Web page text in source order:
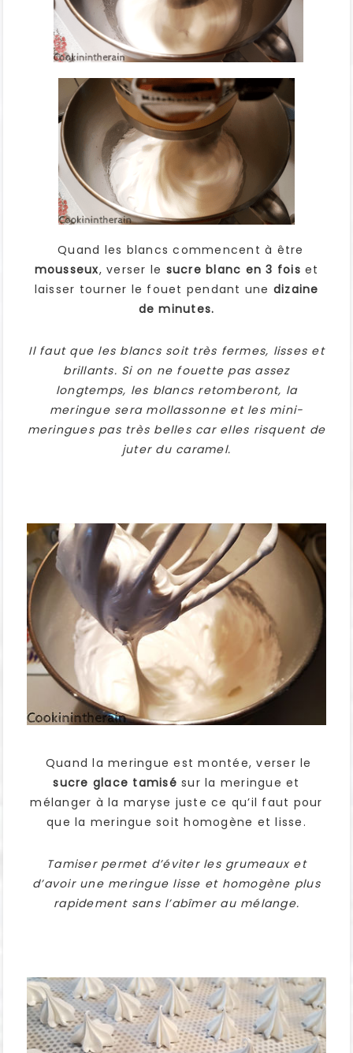
Quand les blancs commencent à être
mousseux, verser le sucre blanc en 3 fois et
laisser tourner le fouet pendant une dizaine
de minutes.
Il faut que les blancs soit très fermes, lisses et
brillants. Si on ne fouette pas assez
longtemps, les blancs retomberont, la
meringue sera mollassonne et les mini-
meringues pas très belles car elles risquent de
juter du caramel.
Quand la meringue est montée, verser le
sucre glace tamisé sur la meringue et
mélanger à la maryse juste ce qu’il faut pour
que la meringue soit homogène et lisse.
Tamiser permet d’éviter les grumeaux et
d’avoir une meringue lisse et homogène plus
rapidement sans l’abîmer au mélange.